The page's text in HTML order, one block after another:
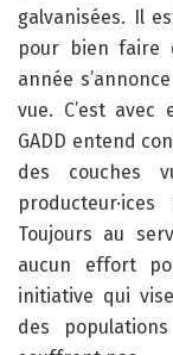
galvanisées. Il
pour bien faire
année
vue. C’est
GADD entend
des couches
Toujours au
aucun effort
initiative qui
des